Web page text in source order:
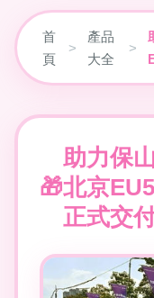
首
頁
>
產品
大全
>
助力保
北京
正式交